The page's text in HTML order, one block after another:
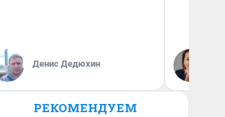
Денис Дедюхин
РЕКОМЕНДУЕМ